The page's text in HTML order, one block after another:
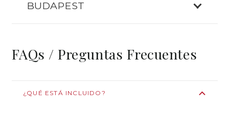
BUDAPEST
FAQs / Preguntas Frecuentes
¿QUÉ ESTÁ INCLUIDO?